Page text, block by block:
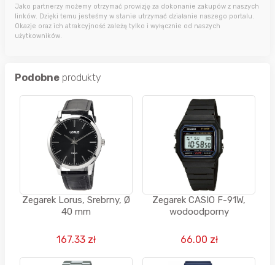
Jako partnerzy możemy otrzymać prowizję za dokonanie zakupów z naszych
linków. Dzięki temu jesteśmy w stanie utrzymać działanie naszego portalu.
Okazje oraz ich atrakcyjność zależą tylko i wyłącznie od naszych
użytkowników.
Podobne produkty
Zegarek Lorus, Srebrny, Ø
40 mm
167.33 zł
Zegarek CASIO F-91W,
wodoodporny
66.00 zł